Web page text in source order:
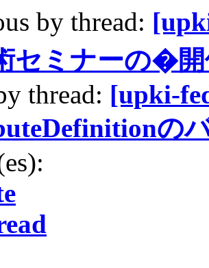
by thread:
セミナーの�
thread: [upki-
の